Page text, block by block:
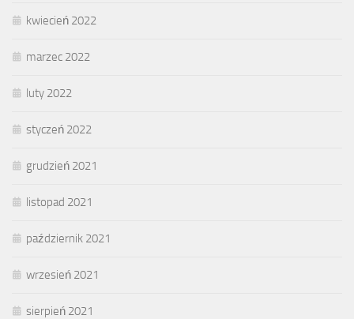
kwiecień 2022
marzec 2022
luty 2022
styczeń 2022
grudzień 2021
listopad 2021
październik 2021
wrzesień 2021
sierpień 2021